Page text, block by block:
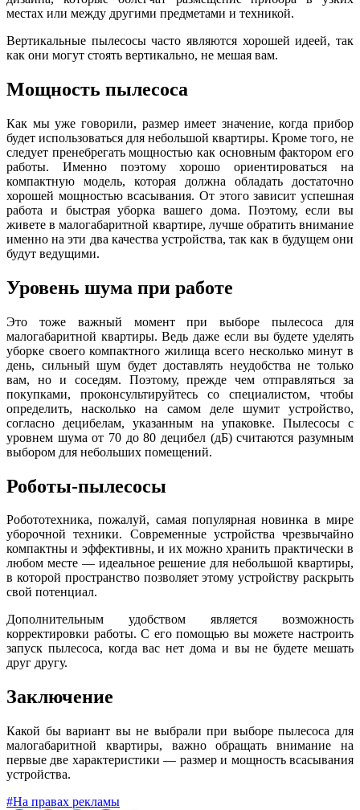
местах или между другими предметами и техникой.
Вертикальные пылесосы часто являются хорошей идеей, так
как они могут стоять вертикально, не мешая вам.
Мощность пылесоса
Как мы уже говорили, размер имеет значение, когда прибор
будет использоваться для небольшой квартиры. Кроме того, не
следует пренебрегать мощностью как основным фактором его
работы. Именно поэтому хорошо ориентироваться на
компактную модель, которая должна обладать достаточно
хорошей мощностью всасывания. От этого зависит успешная
работа и быстрая уборка вашего дома. Поэтому, если вы
живете в малогабаритной квартире, лучше обратить внимание
именно на эти два качества устройства, так как в будущем они
будут ведущими.
Уровень шума при работе
Это тоже важный момент при выборе пылесоса для
малогабаритной квартиры. Ведь даже если вы будете уделять
уборке своего компактного жилища всего несколько минут в
день, сильный шум будет доставлять неудобства не только
вам, но и соседям. Поэтому, прежде чем отправляться за
покупками, проконсультируйтесь со специалистом, чтобы
определить, насколько на самом деле шумит устройство,
согласно децибелам, указанным на упаковке. Пылесосы с
уровнем шума от 70 до 80 децибел (дБ) считаются разумным
выбором для небольших помещений.
Роботы-пылесосы
Робототехника, пожалуй, самая популярная новинка в мире
уборочной техники. Современные устройства чрезвычайно
компактны и эффективны, и их можно хранить практически в
любом месте — идеальное решение для небольшой квартиры,
в которой пространство позволяет этому устройству раскрыть
свой потенциал.
Дополнительным удобством является возможность
корректировки работы. С его помощью вы можете настроить
запуск пылесоса, когда вас нет дома и вы не будете мешать
друг другу.
Заключение
Какой бы вариант вы не выбрали при выборе пылесоса для
малогабаритной квартиры, важно обращать внимание на
первые две характеристики — размер и мощность всасывания
устройства.
#На правах рекламы